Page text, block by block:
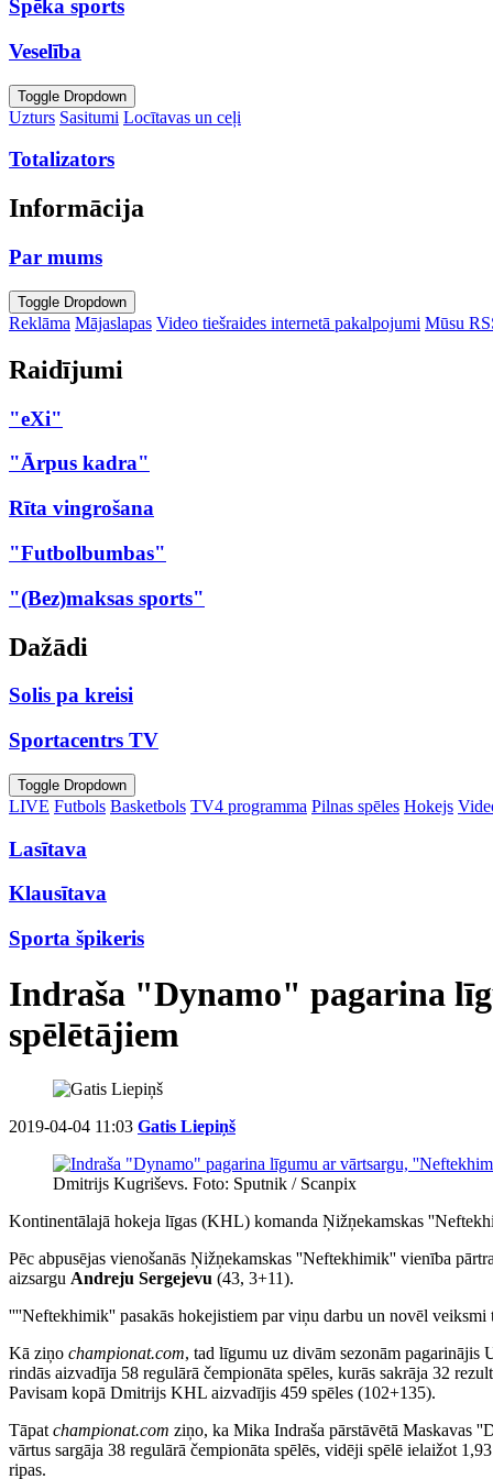
Spēka sports
Veselība
Toggle Dropdown
Uzturs Sasitumi Locītavas un ceļi
Totalizators
Informācija
Par mums
Toggle Dropdown
Reklāma Mājaslapas Video tiešraides internetā pakalpojumi Mūsu
Raidījumi
"eXi"
"Ārpus kadra"
Rīta vingrošana
"Futbolbumbas"
"(Bez)maksas sports"
Dažādi
Solis pa kreisi
Sportacentrs TV
Toggle Dropdown
LIVE Futbols Basketbols TV4 programma Pilnas spēles Hokejs
Lasītava
Klausītava
Sporta špikeris
Indraša "Dynamo" pagarina
spēlētājiem
2019-04-04 11:03 Gatis Liepiņš
Dmitrijs Kugriševs. Foto: Sputnik / Scanpix
Kontinentālajā hokeja līgas (KHL) komanda Ņižņekamskas
Pēc abpusējas vienošanās Ņižņekamskas ''Neftekhimik'' vienība
aizsargu Andreju Sergejevu (43, 3+11).
''''Neftekhimik'' pasakās hokejistiem par viņu darbu un novēl
Kā ziņo championat.com, tad līgumu uz divām sezonām pagarinājis
rindās aizvadīja 58 regulārā čempionāta spēles, kurās sakrāja 32
Pavisam kopā Dmitrijs KHL aizvadījis 459 spēles (102+135).
Tāpat championat.com ziņo, ka Mika Indraša pārstāvētā Maskavas
vārtus sargāja 38 regulārā čempionāta spēlēs, vidēji spēlē ielaižot
ripas.